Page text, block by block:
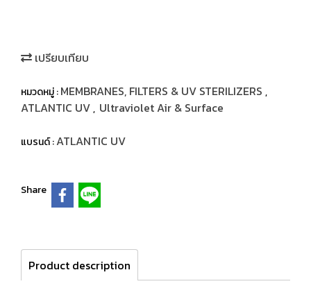
เปรียบเทียบ
หมวดหมู่ :MEMBRANES, FILTERS & UV STERILIZERS ,
ATLANTIC UV, Ultraviolet Air & Surface
แบรนด์ :ATLANTIC UV
Share
Product description